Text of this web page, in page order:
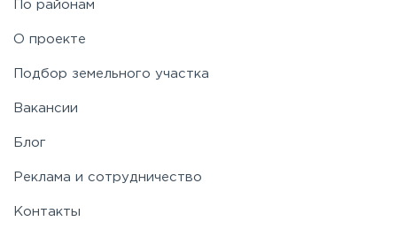
По районам
О проекте
Подбор земельного участка
Вакансии
Блог
Реклама и сотрудничество
Контакты